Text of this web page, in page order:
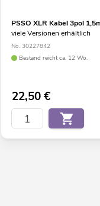
PSSO XLR Kabel 3pol
viele Versionen erhältlich
No. 30227842
Bestand reicht ca. 12 Wo.
22,50€